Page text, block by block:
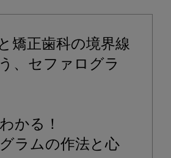
矯正歯科の境界線
、セファログラ
かる！
ラムの作法と心